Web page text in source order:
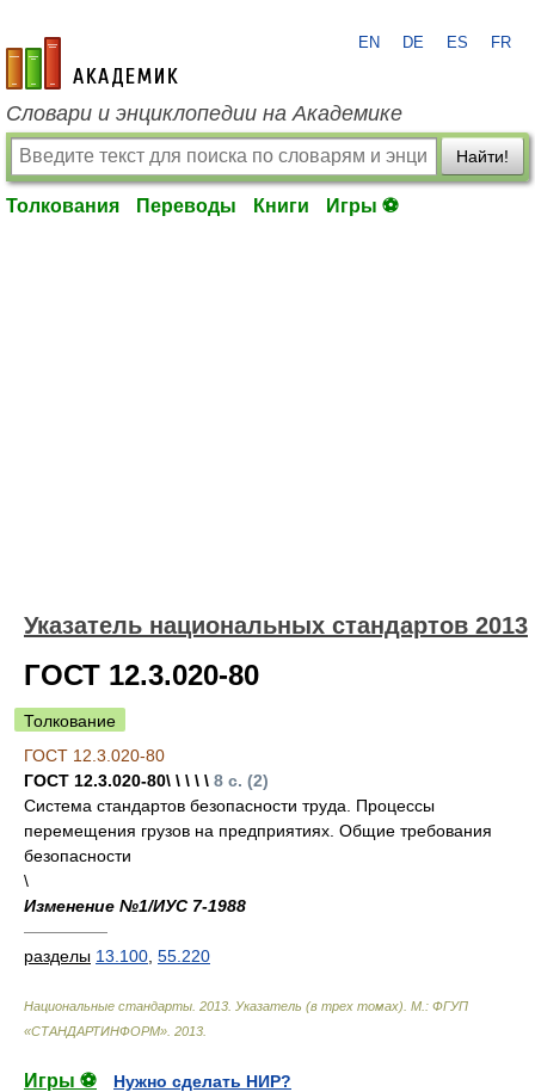
academic.ru
EN DE ES FR
Словари и энциклопедии на Академике
Найти!
Толкования Переводы Книги Игры ⚽
Указатель национальных стандартов 2013
ГОСТ 12.3.020-80
Толкование
ГОСТ 12.3.020-80
ГОСТ 12.3.020-80\ \ \ \ \ 8 с. (2)
Система стандартов безопасности труда. Процессы
перемещения грузов на предприятиях. Общие требования
безопасности
\
Изменение №1/ИУС 7-1988
—————
разделы 13.100 55.220
Национальные стандарты. 2013. Указатель (в трех томах). М.: ФГУП
«СТАНДАРТИНФОРМ» 2013
Игры ⚽
Нужно сделать НИР?